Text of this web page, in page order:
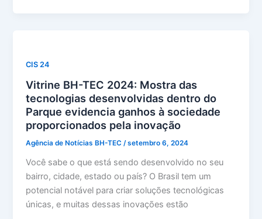
CIS 24
Vitrine BH-TEC 2024: Mostra das
tecnologias desenvolvidas dentro do
Parque evidencia ganhos à sociedade
proporcionados pela inovação
Agência de Notícias BH-TEC/setembro 6, 2024
Você sabe o que está sendo desenvolvido no seu
bairro, cidade, estado ou país? O Brasil tem um
potencial notável para criar soluções tecnológicas
únicas, e muitas dessas inovações estão